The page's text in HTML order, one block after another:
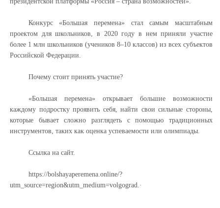
Конкурс «Большая перемена» стал самым масштабным
проектом для школьников, в 2020 году в нем приняли участие
более 1 млн школьников (учеников 8–10 классов) из всех субъектов
Российской Федерации.
Почему стоит принять участие?
«Большая перемена» открывает большие возможности
каждому подростку проявить себя, найти свои сильные стороны,
которые бывает сложно разглядеть с помощью традиционных
инструментов, таких как оценка успеваемости или олимпиады.
Ссылка на сайт.
https://bolshayaperemena.online/?
utm_source=region&utm_medium=volgograd.·